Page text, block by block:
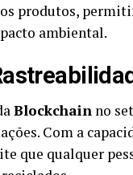
produtos,
ambiental.
Blockchain no
Com a
que qualquer